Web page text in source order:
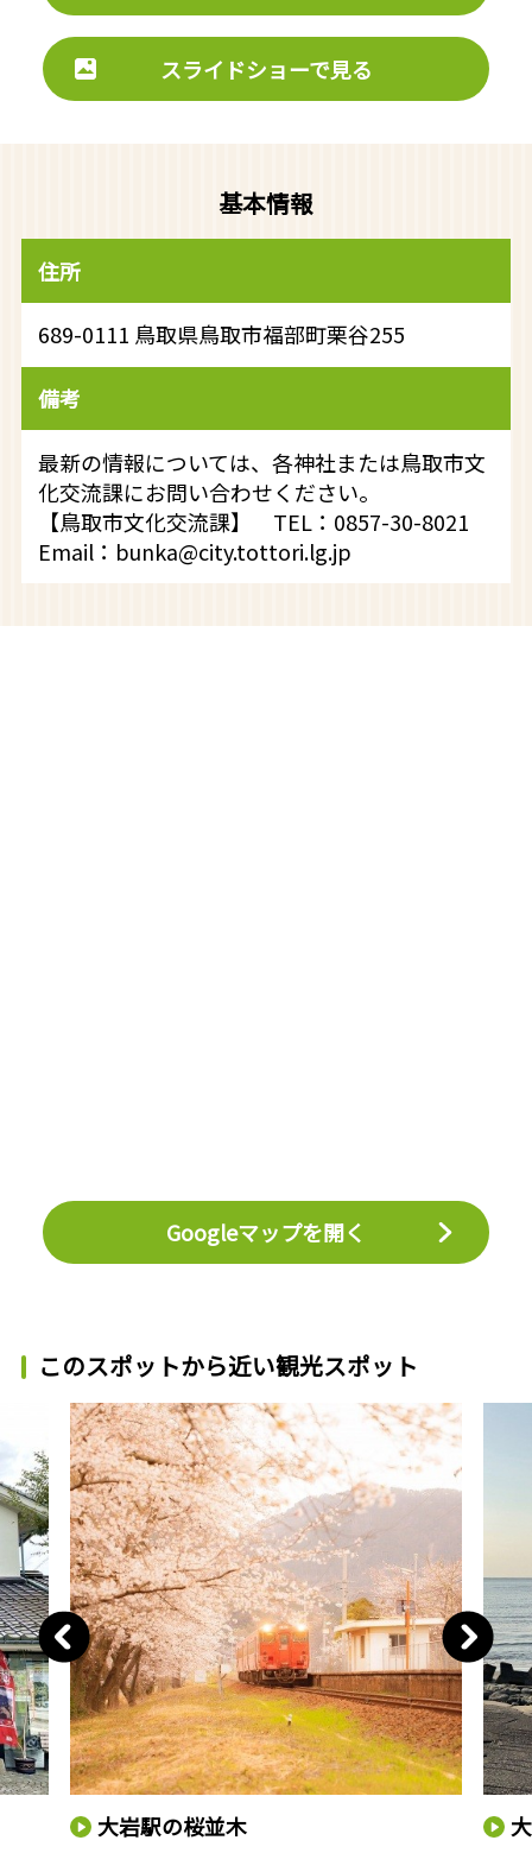
スライドショーで見る
基本情報
住所
689-0111 鳥取県鳥取市福部町栗谷255
備考
最新の情報については、各神社または鳥取市文
化交流課にお問い合わせください。
【鳥取市文化交流課】 TEL：0857-30-8021
Email：bunka@city.tottori.lg.jp
Googleマップを開く
このスポットから近い観光スポット
大岩駅の桜並木